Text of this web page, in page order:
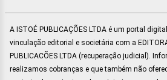
A ISTOÉ PUBLICAÇÕES LTDA é um portal
vinculação editorial e societária com a
PUBLICACÕES LTDA (recuperação judicial).
realizamos cobranças e que também não